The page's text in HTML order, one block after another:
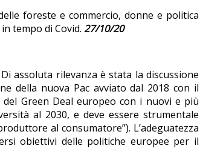
foreste e commercio, donne e politica
tempo di Covid. 27/10/20
assoluta rilevanza è stata la discussione
della nuova Pac avviato dal 2018 con il
Green Deal europeo con i nuovi e più
al 2030, e deve essere strumentale
al consumatore”). L’adeguatezza
obiettivi delle politiche europee per il